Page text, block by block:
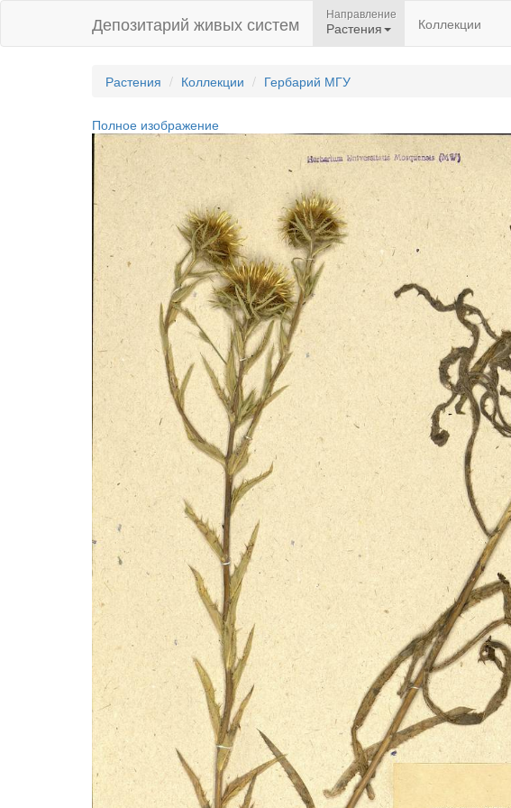
Депозитарий живых систем Направление
Растения Коллекции
Растения Коллекции Гербарий МГУ
Полное изображение